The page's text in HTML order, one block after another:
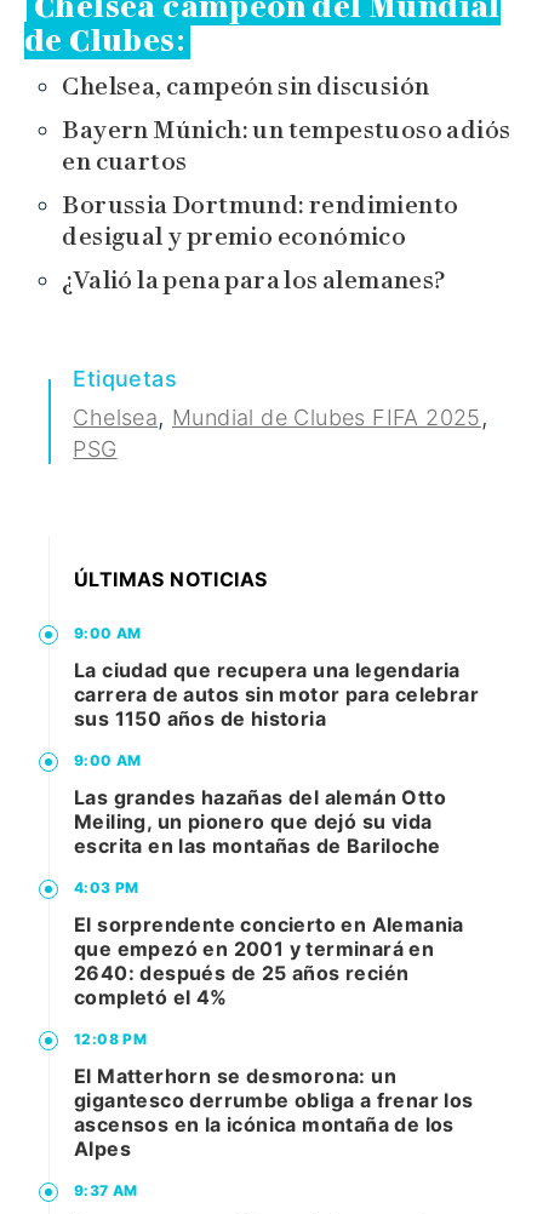
de Clubes:
Chelsea, campeón sin discusión
Bayern Múnich: un tempestuoso adiós
en cuartos
Borussia Dortmund: rendimiento
desigual y premio económico
¿Valió la pena para los alemanes?
Etiquetas
Chelsea, Mundial de Clubes FIFA 2025,
PSG
ÚLTIMAS NOTICIAS
9:00 AM
La ciudad que recupera una legendaria
carrera de autos sin motor para celebrar
sus 1150 años de historia
9:00 AM
Las grandes hazañas del alemán Otto
Meiling, un pionero que dejó su vida
escrita en las montañas de Bariloche
4:03 PM
El sorprendente concierto en Alemania
que empezó en 2001 y terminará en
2640: después de 25 años recién
completó el 4%
12:08 PM
El Matterhorn se desmorona: un
gigantesco derrumbe obliga a frenar los
ascensos en la icónica montaña de los
Alpes
9:37 AM